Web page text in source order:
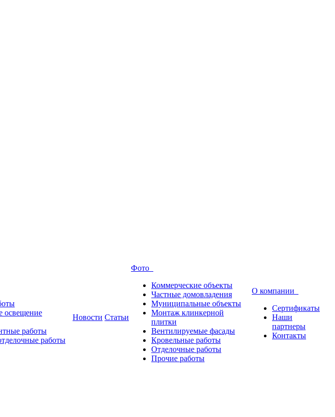
освещение
работы
работы
Новости Статьи
Фото
Коммерческие объекты
Частные домовладения
Муниципальные объекты
Монтаж клинкерной
плитки
Вентилируемые фасады
Кровельные работы
Отделочные работы
Прочие работы
О компании
Сертификаты
Наши
партнеры
Контакты